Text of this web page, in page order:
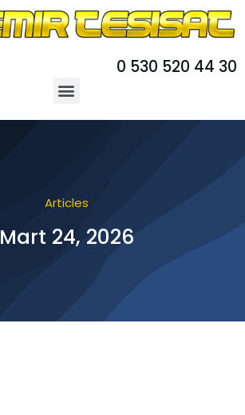
0 530 520 44 30
Articles
Mart 24, 2026